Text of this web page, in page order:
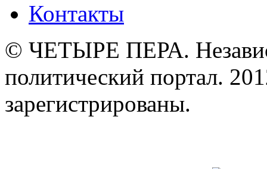
Контакты
© ЧЕТЫРЕ ПЕРА.
политический портал.
зарегистрированы.